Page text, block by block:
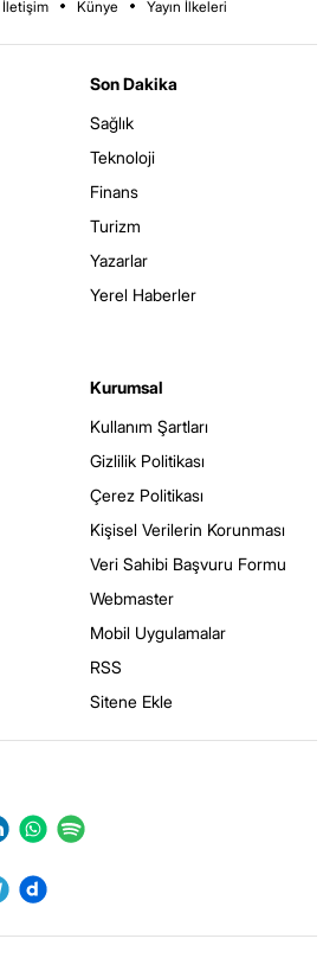
İletişim Künye Yayın İlkeleri
Son Dakika
Sağlık
Teknoloji
Finans
Turizm
Yazarlar
Yerel Haberler
Kurumsal
Kullanım Şartları
Gizlilik Politikası
Çerez Politikası
Kişisel Verilerin Korunması
Veri Sahibi Başvuru Formu
Webmaster
Mobil Uygulamalar
RSS
Sitene Ekle